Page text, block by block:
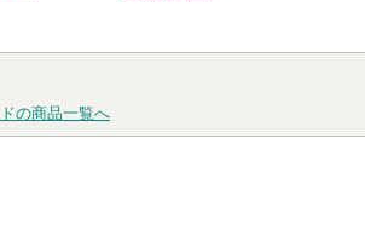
の商品一覧へ